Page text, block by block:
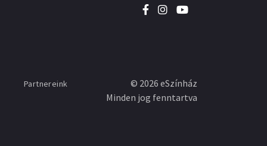
Partnereink © 2026 eSzínház
Minden jog fenntartva